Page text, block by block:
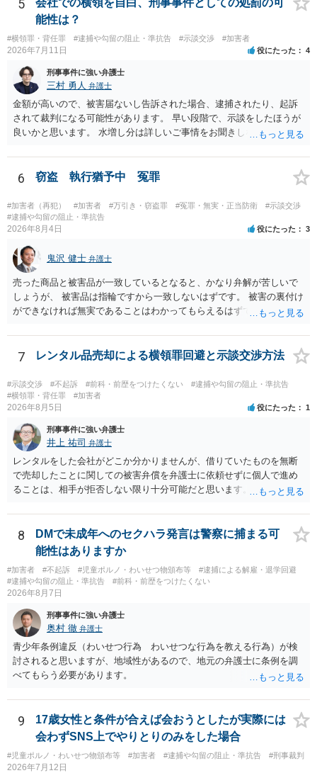
5
能性は？
#横領罪・背任罪 #逮捕や勾留の阻止・準抗告 #示談交渉 #加害者
2026年7月11日 役にたった 4
刑事事件に強い弁護士
三村 勇人 弁護士
金額が高いので、被害届ないし告訴された場合、逮捕されたり、起訴
されて裁判になる可能性があります。 早い段階で、示談をしたほうが
良いかと思います。 水増し分は詳しいご事情をお聞きしなければお答
6 窃盗 執行猶予中 冤罪
#加害者（再犯） #加害者 #万引き・窃盗罪 #冤罪・無実・正当防衛
#示談交渉
#逮捕や勾留の阻止・準抗告
2026年8月4日 役にたった 3
鬼沢 健士 弁護士
売った商品と被害品が一致しているとなると、かなり弁解が苦しいで
しょうが、 被害品は指輪ですから一致しないはずです。 被害の裏付け
ができなければ無実であることはわかってもらえるはずです。
7 レンタル品売却による横領罪回避と示談交渉方法
#示談交渉 #不起訴 #前科・前歴をつけたくない
#逮捕や勾留の阻止・準抗告
#横領罪・背任罪
#加害者
2026年8月5日 役にたった 1
刑事事件に強い弁護士
井上 祐司 弁護士
レンタルをした会社がどこか分かりませんが、借りていたものを無断
で売却したことに関しての被害弁償を弁護士に依頼せずに個人で進め
ることは、相手が拒否しない限り十分可能だと思います。 見積を出し
か）、弁護士に法律相談において助言をもらえば足りるでしょう。
8
DMで未成年へのセクハラ発言は警察に捕まる可
能性はありますか
#加害者 #不起訴 #児童ポルノ・わいせつ物頒布等
#逮捕による解雇・退学回避
#逮捕や勾留の阻止・準抗告
#前科・前歴をつけたくない
2026年8月7日
刑事事件に強い弁護士
奥村 徹 弁護士
青少年条例違反（わいせつ行為 わいせつな行為を教える行為）が検
討されると思いますが、地域性があるので、地元の弁護士に条例を調
べてもらう必要があります。
9
17歳女性と条件が合えば会おうとしたが実際には
会わずSNS上でやりとりのみをした場合
#児童ポルノ・わいせつ物頒布等 #加害者 #逮捕や勾留の阻止・準抗告 #刑事裁判
2026年7月12日